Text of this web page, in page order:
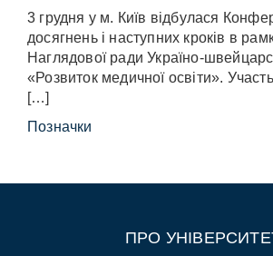
3 грудня у м. Київ відбулася
досягнень і наступних кроків в
Наглядової ради Україно-
«Розвиток медичної освіти». Участь
[…]
Позначки
ПРО